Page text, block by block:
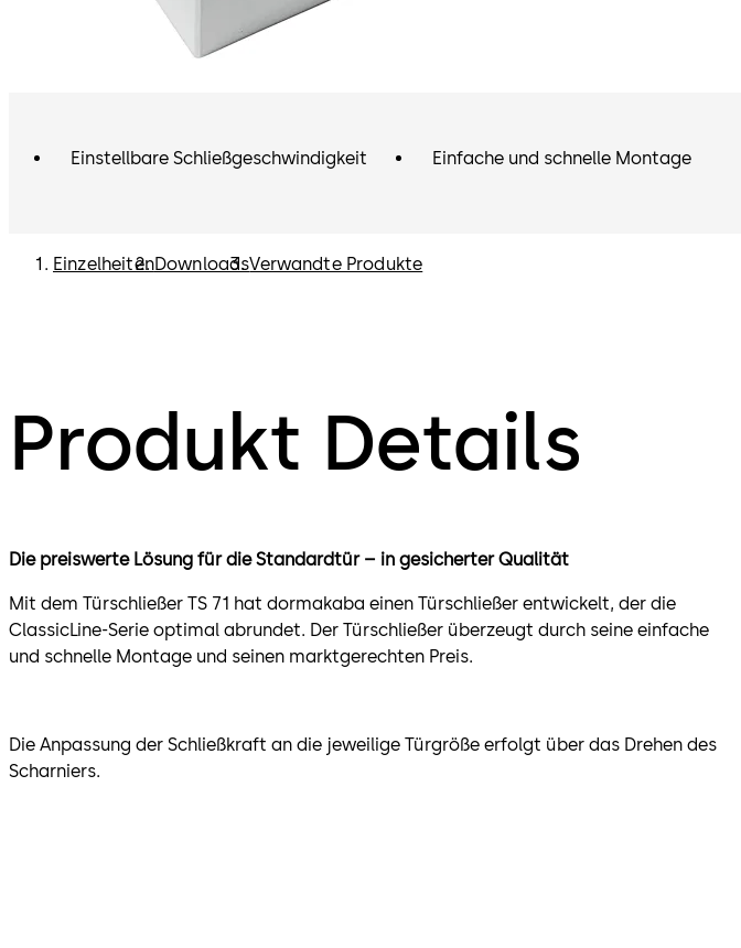
Einstellbare Schließgeschwindigkeit Einfache und schnelle Montage
EinzelheitenDownloadsVerwandte Produkte
Produkt Details
Die preiswerte Lösung für die Standardtür – in gesicherter Qualität
Mit dem Türschließer TS 71 hat dormakaba einen Türschließer entwickelt, der die
ClassicLine-Serie optimal abrundet. Der Türschließer überzeugt durch seine einfache
und schnelle Montage und seinen marktgerechten Preis.
Die Anpassung der Schließkraft an die jeweilige Türgröße erfolgt über das Drehen des
Scharniers.